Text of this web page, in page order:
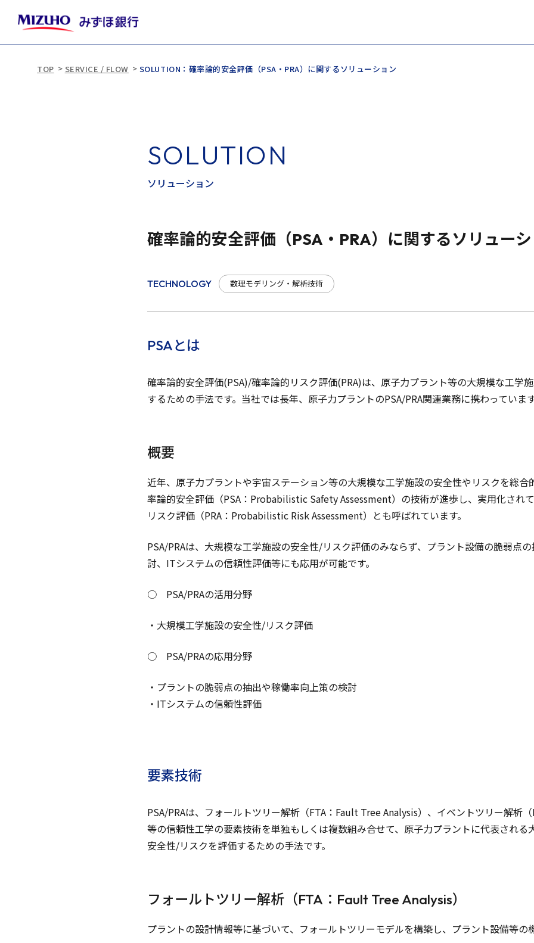
TOP SERVICE / FLOW SOLUTION：確率論的安全評価（PSA・PRA）に関するソリューション
SOLUTION
ソ リ ューショ ン
確率論的安全評価（PSA・PRA）に関するソリュー
TECHNOLOGY 数理モデリング・解析技術
PSAとは
確率論的安全評価(PSA)/確率論的リスク評価(PRA)は、原子力プラント等の大規模な工学
するための手法です。当社では長年、原子力プラントのPSA/PRA関連業務に携わっています
概要
近年、原子力プラントや宇宙ステーション等の大規模な工学施設の安全性やリスクを総合
率論的安全評価（PSA：Probabilistic Safety Assessment）の技術が進歩し、実用化され
リスク評価（PRA：Probabilistic Risk Assessment）とも呼ばれています。
PSA/PRAは、大規模な工学施設の安全性/リスク評価のみならず、プラント設備の脆弱点
討、ITシステムの信頼性評価等にも応用が可能です。
○ PSA/PRAの活用分野
・大規模工学施設の安全性/リスク評価
○ PSA/PRAの応用分野
・プラントの脆弱点の抽出や稼働率向上策の検討
・ITシステムの信頼性評価
要素技術
PSA/PRAは、フォールトツリー解析（FTA：Fault Tree Analysis）、イベントツリー解析（
等の信頼性工学の要素技術を単独もしくは複数組み合せて、原子力プラントに代表され
安全性/リスクを評価するための手法です。
フォールトツリー解析（FTA：Fault Tree Analysis）
プラントの設計情報等に基づいて、フォールトツリーモデルを構築し、プラント設備等の